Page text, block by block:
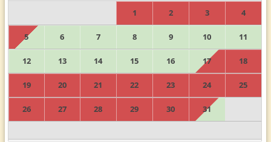
1 2 3 4
5 6 7 8 9 10 11
12 13 14 15 16 17 18
19 20 21 22 23 24 25
26 27 28 29 30 31